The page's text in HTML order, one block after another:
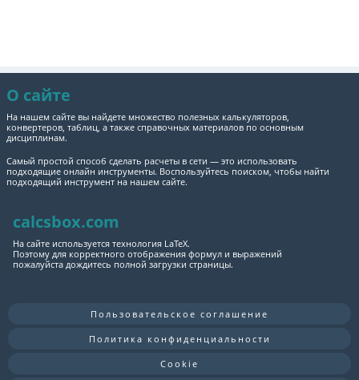
О сайте
На нашем сайте вы найдете множество полезных калькуляторов,
конвертеров, таблиц, а также справочных материалов по основным
дисциплинам.
Самый простой способ сделать расчеты в сети — это использовать
подходящие онлайн инструменты. Воспользуйтесь поиском, чтобы найти
подходящий инструмент на нашем сайте.
calcsbox.com
На сайте используется технология LaTeX.
Поэтому для корректного отображения формул и выражений
пожалуйста дождитесь полной загрузки страницы.
Пользовательское соглашение
Политика конфиденциальности
Cookie